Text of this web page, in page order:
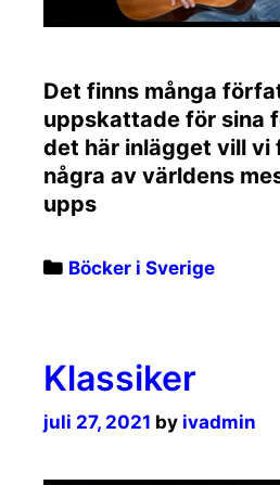
Det finns många
uppskattade för sina
det här inlägget vill vi
några av världens
upps
Categories
Böcker i Sverige
Klassiker
juli 27, 2021 by ivadmin